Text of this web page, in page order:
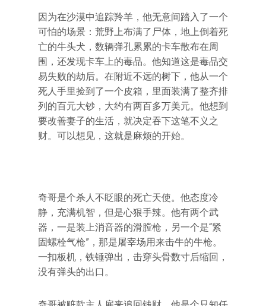
因为在沙漠中追踪羚羊，他无意间踏入了一个
可怕的场景：荒野上布满了尸体，地上倒着死
亡的牛头犬，数辆弹孔累累的卡车散布在周
围，还发现卡车上的毒品。他知道这是毒品交
易失败的劫后。在附近不远的树下，他从一个
死人手里捡到了一个皮箱，里面装满了整齐排
列的百元大钞，大约有两百多万美元。他想到
要改善妻子的生活，就决定吞下这笔不义之
财。可以想见，这就是麻烦的开始。
奇哥是个杀人不眨眼的死亡天使。他态度冷
静，充满机智，但是心狠手辣。他有两个武
器，一是装上消音器的滑膛枪，另一个是“紧
固螺栓气枪”，那是屠宰场用来击牛的牛枪。
一扣板机，铁锤弹出，击穿头骨数寸后缩回，
没有弹头的出口。